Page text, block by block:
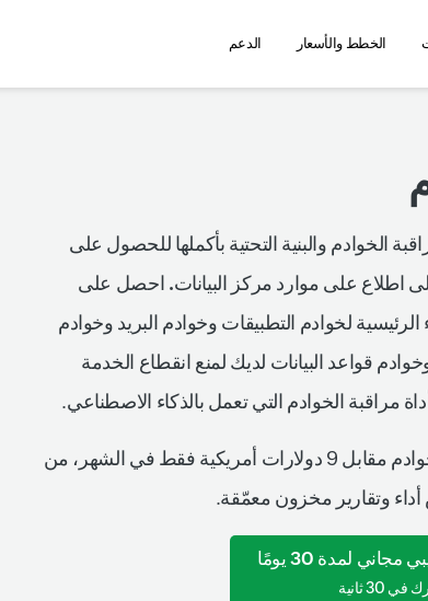
الخطط والأسعار الدعم
الخوادم والبنية التحتية بأكملها للحصول على
اطلاع على موارد مركز البيانات. احصل على
لخوادم التطبيقات وخوادم البريد وخوادم
قواعد البيانات لديك لمنع انقطاع الخدمة
مراقبة الخوادم التي تعمل بالذكاء الاصطناعي.
ابدأ بمراقبة ما يصل إلى 5 خوادم مقابل 9 دولارات أمريكية فقط في الشهر، من
لمدة 30 يومًا
ثانية